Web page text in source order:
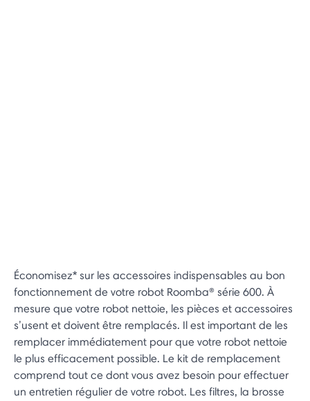
Économisez* sur les accessoires indispensables au bon
fonctionnement de votre robot Roomba® série 600. À
mesure que votre robot nettoie, les pièces et accessoires
s’usent et doivent être remplacés. Il est important de les
remplacer immédiatement pour que votre robot nettoie
le plus efficacement possible. Le kit de remplacement
comprend tout ce dont vous avez besoin pour effectuer
un entretien régulier de votre robot. Les filtres, la brosse